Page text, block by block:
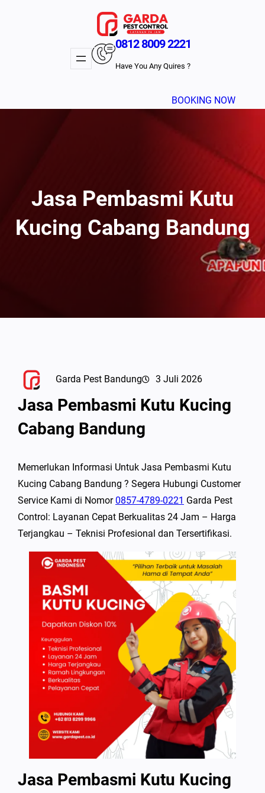
0812 8009 2221
Have You Any Quires ?
BOOKING NOW
Jasa Pembasmi Kutu
Kucing Cabang Bandung
Garda Pest Bandung 3 Juli 2026
Jasa Pembasmi Kutu Kucing
Cabang Bandung
Memerlukan Informasi Untuk Jasa Pembasmi Kutu
Kucing Cabang Bandung ? Segera Hubungi Customer
Service Kami di Nomor0857-4789-0221 Garda Pest
Control: Layanan Cepat Berkualitas 24 Jam – Harga
Terjangkau – Teknisi Profesional dan Tersertifikasi.
Jasa Pembasmi Kutu Kucing